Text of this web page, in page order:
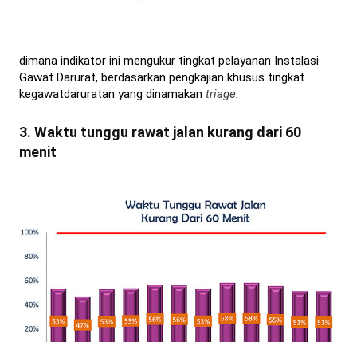
dimana indikator ini mengukur tingkat pelayanan Instalasi
Gawat Darurat, berdasarkan pengkajian khusus tingkat
kegawatdaruratan yang dinamakan triage.
3. Waktu tunggu rawat jalan kurang dari 60
menit